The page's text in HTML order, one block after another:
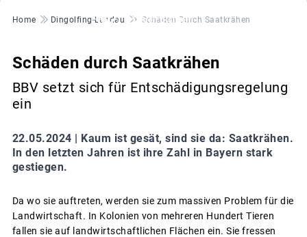
Pfadnavigation
Home Dingolfing-Landau Schäden Durch Saatkrähen
Schäden durch Saatkrähen
BBV setzt sich für Entschädigungsregelung
ein
22.05.2024 | Kaum ist gesät, sind sie da: Saatkrähen.
In den letzten Jahren ist ihre Zahl in Bayern stark
gestiegen.
Da wo sie auftreten, werden sie zum massiven Problem für die
Landwirtschaft. In Kolonien von mehreren Hundert Tieren
fallen sie auf landwirtschaftlichen Flächen ein. Sie fressen